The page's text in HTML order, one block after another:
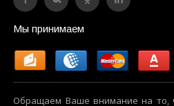
Мы принимаем
Обращаем Ваше внимание на то,